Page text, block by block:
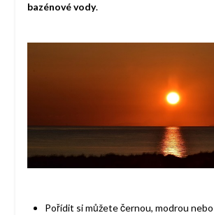
bazénové vody.
Pořídit si můžete černou, modrou